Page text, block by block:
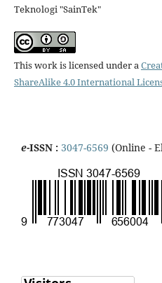
Teknologi "SainTek"
This work is licensed under a
ShareAlike 4.0 International
e-ISSN : 3047-6569 (Online -